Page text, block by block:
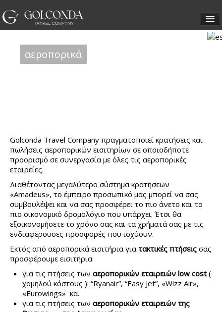
ΕΙΣΙΤΗΡΙΑ
ΥΠΗΡΕΣΙΕΣ
ΕΤΑΙΡΕΙΑ
ΕΠΙΚΟΙΝΩΝΙΑ
αεροπορικά
Golconda Travel Company πραγματοποιεί κρατήσεις και
πωλήσεις αεροπορικών εισιτηρίων σε οποιοδήποτε
προορισμό σε συνεργασία με όλες τις αεροπορικές
εταιρείες.
Διαθέτοντας μεγαλύτερο σύστημα κρατήσεων
«Amadeus», το έμπειρο προσωπικό μας μπορεί να σας
συμβουλέψει και να σας προσφέρει το πιο άνετο και το
πιο οικονομικό δρομολόγιο που υπάρχει. Έτσι θα
εξοικονομήσετε το χρόνο σας και τα χρήματά σας με τις
ενδιαφέρουσες προσφορές που ισχύουν.
Εκτός από αεροπορικά εισιτήρια γιατακτικές πτήσεις σας
προσφέρουμε εισιτήρια:
για τις πτήσεις των αεροπορικών εταιρειών low cost (
χαμηλού κόστους ): “Ryanair”, “Easy Jet”, «Wizz Air»,
«Eurowings» κα.
για τις πτήσεις των αεροπορικών εταιρειών της